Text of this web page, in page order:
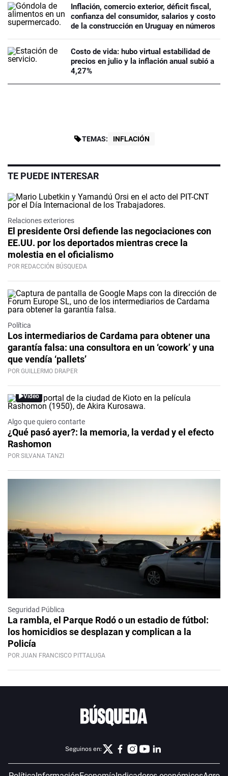
Inflación, comercio exterior, déficit fiscal,
confianza del consumidor, salarios y costo
de la construcción en Uruguay en números
Costo de vida: hubo virtual estabilidad de
precios en julio y la inflación anual subió a
4,27%
TEMAS: INFLACIÓN
TE PUEDE INTERESAR
Relaciones exteriores
El presidente Orsi defiende las negociaciones con
EE.UU. por los deportados mientras crece la
molestia en el oficialismo
POR REDACCIÓN BÚSQUEDA
Política
Los intermediarios de Cardama para obtener una
garantía falsa: una consultora en un ‘cowork’ y una
que vendía ‘pallets’
POR GUILLERMO DRAPER
Video
Algo que quiero contarte
¿Qué pasó ayer?: la memoria, la verdad y el efecto
Rashomon
POR SILVANA TANZI
Seguridad Pública
La rambla, el Parque Rodó o un estadio de fútbol:
los homicidios se desplazan y complican a la
Policía
POR JUAN FRANCISCO PITTALUGA
Seguinos en: